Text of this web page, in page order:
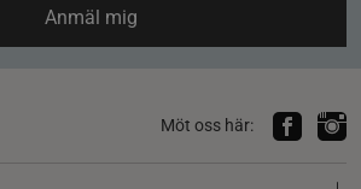
Anmäl mig
Möt oss här: